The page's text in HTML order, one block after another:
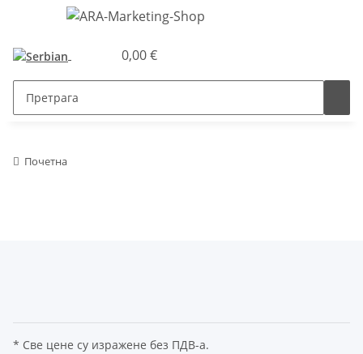
0,00 €
Почетна
* Све цене су изражене без ПДВ-а.